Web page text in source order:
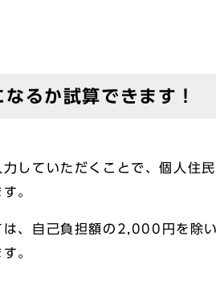
るか試算できます！
していただくことで、個人住
。
、自己負担額の2,000円を除
。